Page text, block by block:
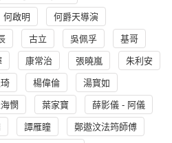
何啟明 何爵天導演
古立 吳佩孚 基哥
康常治 張曉嵐 朱利安
楊偉倫 湯寳如
憫 葉家寶 薛影儀 - 阿儀
譚雁瞳 鄭遨汶法筠師傅